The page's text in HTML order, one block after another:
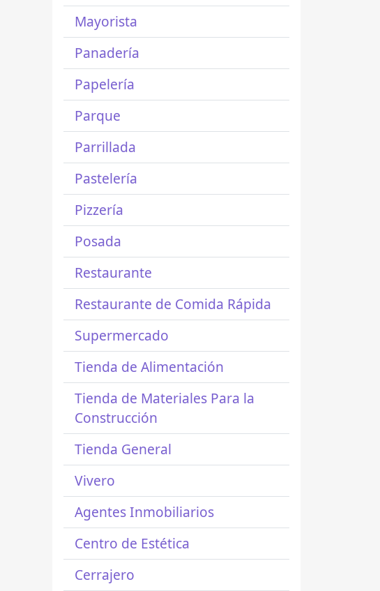
Mayorista
Panadería
Papelería
Parque
Parrillada
Pastelería
Pizzería
Posada
Restaurante
Restaurante de Comida Rápida
Supermercado
Tienda de Alimentación
Tienda de Materiales Para la
Construcción
Tienda General
Vivero
Agentes Inmobiliarios
Centro de Estética
Cerrajero